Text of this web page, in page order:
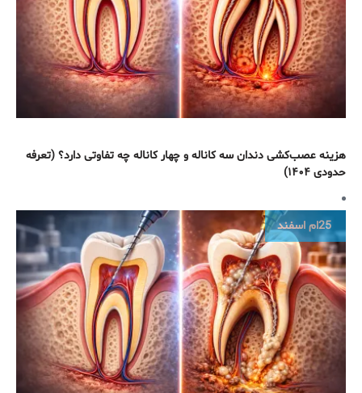
هزینه عصب‌کشی دندان سه کاناله و چهار کاناله چه تفاوتی دارد؟ (تعرفه
حدودی ۱۴۰۴)
25ام اسفند